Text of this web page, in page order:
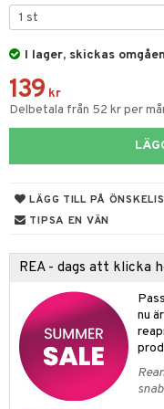
I lager, skickas
139 kr
Delbetala från 52 kr per
LÄGG TILL PÅ
TIPSA EN VÄN
REA - dags att klicka
nu
& Tillbehör
& Solhattar
& UV-kläder
& Strumpor
leksaker
Klossar
Builder
Pet Shop
Born
Stockholm
& Gungdjur
bitar
svar